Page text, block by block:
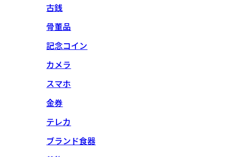
古銭
骨董品
記念コイン
カメラ
スマホ
金券
テレカ
ブランド食器